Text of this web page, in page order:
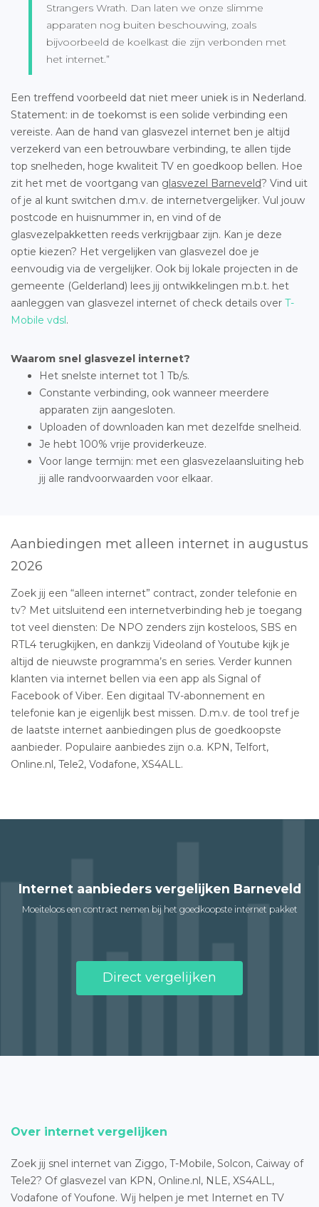
Strangers Wrath. Dan laten we onze slimme
apparaten nog buiten beschouwing, zoals
bijvoorbeeld de koelkast die zijn verbonden met
het internet.”
Een treffend voorbeeld dat niet meer uniek is in Nederland.
Statement: in de toekomst is een solide verbinding een
vereiste. Aan de hand van glasvezel internet ben je altijd
verzekerd van een betrouwbare verbinding, te allen tijde
top snelheden, hoge kwaliteit TV en goedkoop bellen. Hoe
zit het met de voortgang van glasvezel Barneveld? Vind uit
of je al kunt switchen d.m.v. de internetvergelijker. Vul jouw
postcode en huisnummer in, en vind of de
glasvezelpakketten reeds verkrijgbaar zijn. Kan je deze
optie kiezen? Het vergelijken van glasvezel doe je
eenvoudig via de vergelijker. Ook bij lokale projecten in de
gemeente (Gelderland) lees jij ontwikkelingen m.b.t. het
aanleggen van glasvezel internet of check details over T-
Mobile vdsl.
Waarom snel glasvezel internet?
Het snelste internet tot 1 Tb/s.
Constante verbinding, ook wanneer meerdere
apparaten zijn aangesloten.
Uploaden of downloaden kan met dezelfde snelheid.
Je hebt 100% vrije providerkeuze.
Voor lange termijn: met een glasvezelaansluiting heb
jij alle randvoorwaarden voor elkaar.
Aanbiedingen met alleen internet in augustus
2026
Zoek jij een “alleen internet” contract, zonder telefonie en
tv? Met uitsluitend een internetverbinding heb je toegang
tot veel diensten: De NPO zenders zijn kosteloos, SBS en
RTL4 terugkijken, en dankzij Videoland of Youtube kijk je
altijd de nieuwste programma’s en series. Verder kunnen
klanten via internet bellen via een app als Signal of
Facebook of Viber. Een digitaal TV-abonnement en
telefonie kan je eigenlijk best missen. D.m.v. de tool tref je
de laatste internet aanbiedingen plus de goedkoopste
aanbieder. Populaire aanbiedes zijn o.a. KPN, Telfort,
Online.nl, Tele2, Vodafone, XS4ALL.
Internet aanbieders vergelijken Barneveld
Moeiteloos een contract nemen bij het goedkoopste internet pakket
Direct vergelijken
Over internet vergelijken
Zoek jij snel internet van Ziggo, T-Mobile, Solcon, Caiway of
Tele2? Of glasvezel van KPN, Online.nl, NLE, XS4ALL,
Vodafone of Youfone. Wij helpen je met Internet en TV